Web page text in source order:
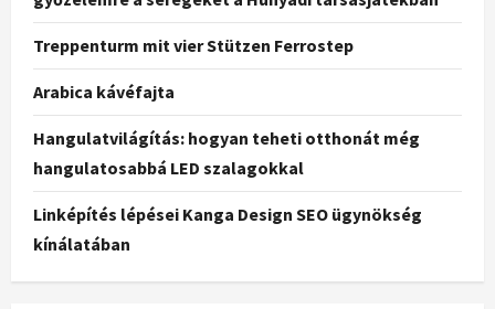
Treppenturm mit vier Stützen Ferrostep
Arabica kávéfajta
Hangulatvilágítás: hogyan teheti otthonát még
hangulatosabbá LED szalagokkal
Linképítés lépései Kanga Design SEO ügynökség
kínálatában